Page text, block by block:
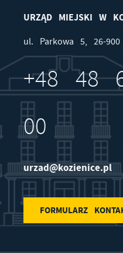
URZĄD MIEJSKI W
ul. Parkowa 5, 26-900
+48 48
00
urzad@kozienice.pl
FORMULARZ